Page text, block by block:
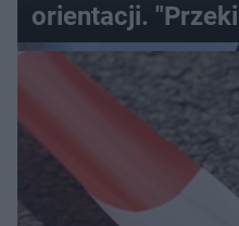
orientacji.